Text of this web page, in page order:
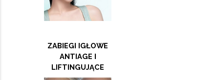
ZABIEGI IGŁOWE
ANTIAGE I
LIFTINGUJĄCE